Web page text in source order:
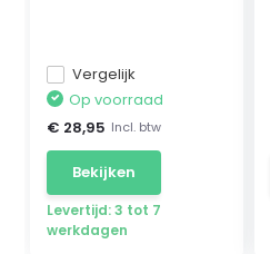
Vergelijk
Op voorraad
€ 28,95 Incl. btw
Bekijken
Levertijd: 3 tot 7
werkdagen